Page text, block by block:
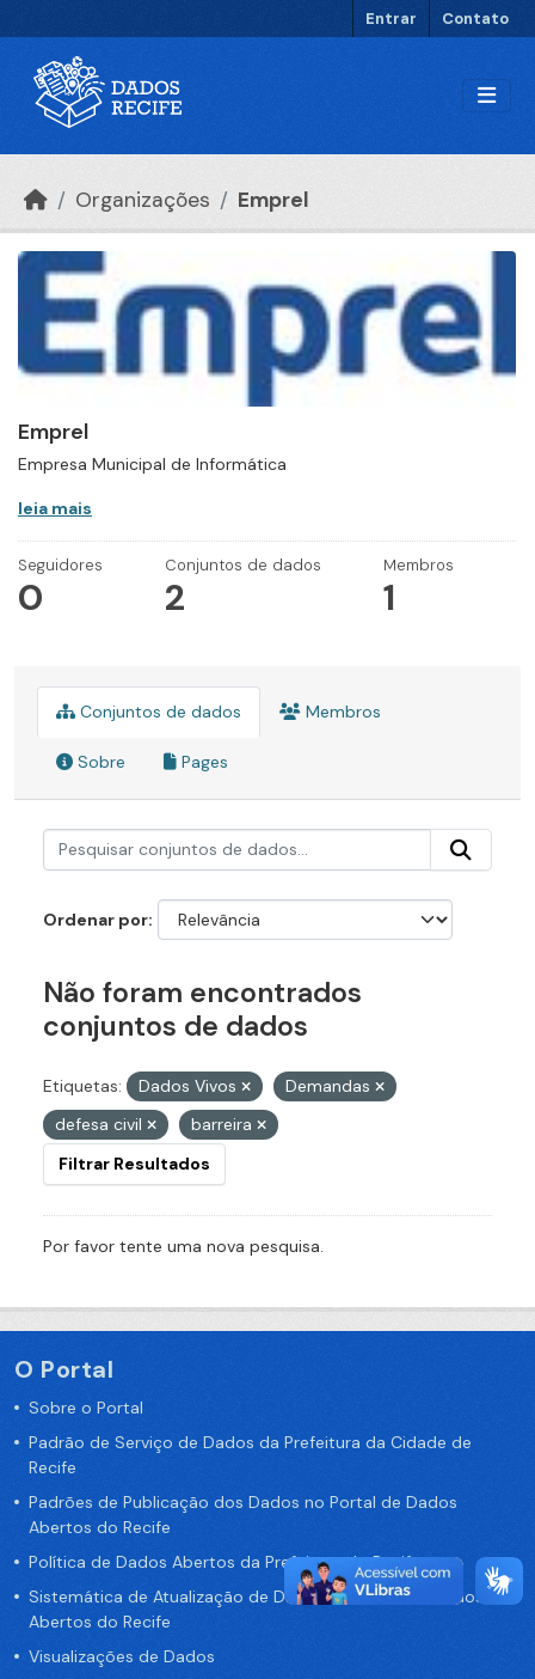
Entrar Contato
Organizações Emprel
Emprel
Empresa Municipal de Informática
leia mais
Seguidores
0
Conjuntos de dados
2
Membros
1
Conjuntos de dados Membros
Sobre Pages
Ordenar por
Não foram encontrados
conjuntos de dados
Etiquetas: Dados Vivos
Demandas
defesa civil
barreira
Filtrar Resultados
Por favor tente uma nova pesquisa.
O Portal
Sobre o Portal
Padrão de Serviço de Dados da Prefeitura da Cidade de
Recife
Padrões de Publicação dos Dados no Portal de Dados
Abertos do Recife
Política de Dados Abertos da Prefeitura do Recife
Sistemática de Atualização de Dados do Portal de Dados
Abertos do Recife
Visualizações de Dados